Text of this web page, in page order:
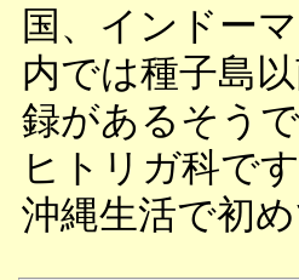
国、インドー
内では種子島
録があるそう
ヒトリガ科で
沖縄生活で初め